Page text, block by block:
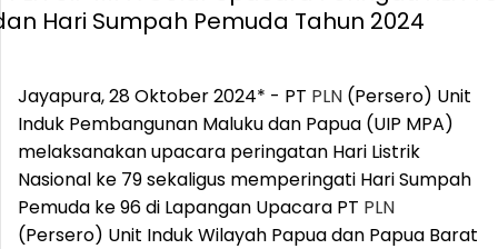
Jayapura, 28 Oktober 2024* - PT PLN (Persero) Unit
Induk Pembangunan Maluku dan Papua (UIP MPA)
melaksanakan upacara peringatan Hari Listrik
Nasional ke 79 sekaligus memperingati Hari Sumpah
Pemuda ke 96 di Lapangan Upacara PT PLN
(Persero) Unit Induk Wilayah Papua dan Papua Barat